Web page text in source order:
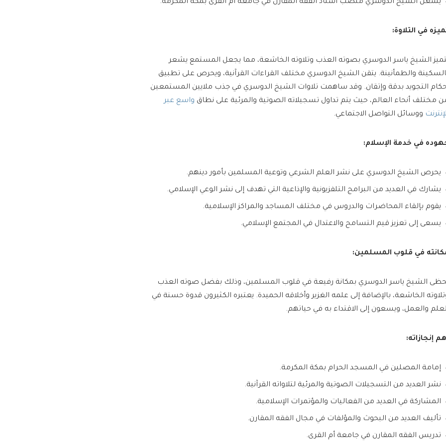
يشغل الشيخ الدوسري منصب أستاذ الفقه المقارن في جامعة أم القرى بمكة المكرمة.
في التلاوة:
الشيخ ياسر الدوسري بصوته العذب وتلاوته الخاشعة، مما يجعل المستمع يشعر
والطمأنينة. يتقن الشيخ الدوسري مختلف القراءات القرآنية، ويحرص على تطبيق
التجويد بدقة وإتقان. وقد ساهمت تلاوات الشيخ الدوسري في جذب ملايين المستمعين
مختلف أنحاء العالم، حيث يتم تداول تسجيلاته الصوتية والمرئية على نطاق واسع عبر
ووسائل التواصل الاجتماعي.
في خدمة الإسلام:
يحرص الشيخ الدوسري على نشر العلم الشرعي وتوعية المسلمين بأمور دينهم.
يشارك في العديد من البرامج التلفزيونية والإذاعية التي تهدف إلى نشر الوعي الإسلامي.
يقوم بإلقاء المحاضرات والدروس في مختلف المساجد والمراكز الإسلامية.
يسعى إلى تعزيز قيم التسامح والاعتدال في المجتمع الإسلامي.
في قلوب المسلمين:
الشيخ ياسر الدوسري بمكانة رفيعة في قلوب المسلمين، وذلك بفضل صوته العذب
الخاشعة، بالإضافة إلى علمه الغزير وأخلاقه الحميدة. يعتبره الكثيرون قدوة حسنة في
والعمل، ويسعون إلى الاقتداء به في حياتهم.
إنجازاته:
إمامة المصلين في المسجد الحرام بمكة المكرمة.
نشر العديد من التسجيلات الصوتية والمرئية لتلاواته القرآنية.
المشاركة في العديد من الفعاليات والمؤتمرات الإسلامية.
تأليف العديد من البحوث والمؤلفات في مجال الفقه المقارن.
تدريس الفقه المقارن في جامعة أم القرى.